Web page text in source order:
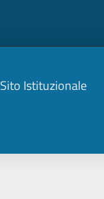
Sito Istituzionale